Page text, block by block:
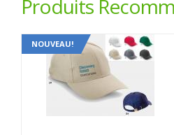
Produits
NOUVEAU!